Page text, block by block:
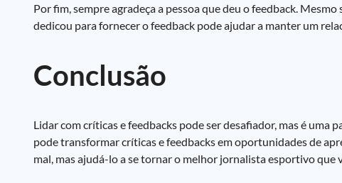
Por fim, sempre agradeça a pessoa que deu o feedback.
dedicou para fornecer o feedback pode ajudar a manter um
Conclusão
Lidar com críticas e feedbacks pode ser desafiador, mas é
pode transformar críticas e feedbacks em oportunidades de
mal, mas ajudá-lo a se tornar o melhor jornalista esportivo que